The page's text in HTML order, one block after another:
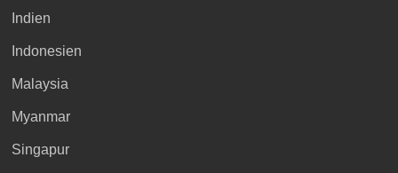
Indien
Indonesien
Malaysia
Myanmar
Singapur